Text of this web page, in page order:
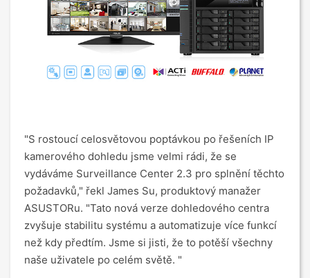
"S rostoucí celosvětovou poptávkou po řešeních IP
kamerového dohledu jsme velmi rádi, že se
vydáváme Surveillance Center 2.3 pro splnění těchto
požadavků," řekl James Su, produktový manažer
ASUSTORu. "Tato nová verze dohledového centra
zvyšuje stabilitu systému a automatizuje více funkcí
než kdy předtím. Jsme si jisti, že to potěší všechny
naše uživatele po celém světě. "